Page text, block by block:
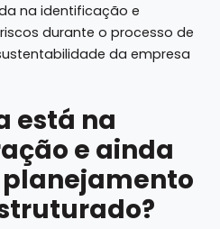
na identificação e
durante o processo de
da empresa
está na
e ainda